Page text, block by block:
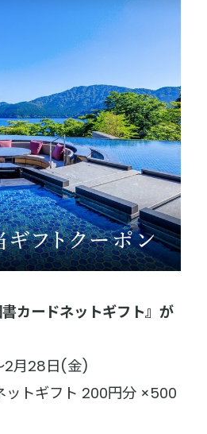
カードネットギフト』が
2月28日(金)
ットギフト 200円分 ×500